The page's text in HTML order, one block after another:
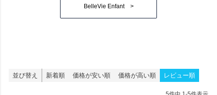
BelleVie Enfant >
並び替え 新着順 価格が安い順 価格が高い順 レビュー順